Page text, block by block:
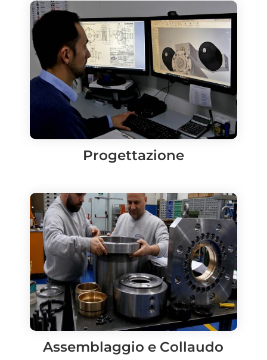
Progettazione
Assemblaggio e Collaudo